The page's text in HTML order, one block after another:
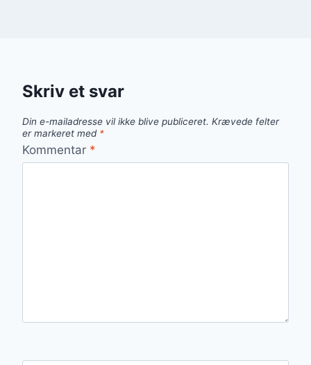
Skriv et svar
Din e-mailadresse vil ikke blive publiceret. Krævede felter
er markeret med *
Kommentar *